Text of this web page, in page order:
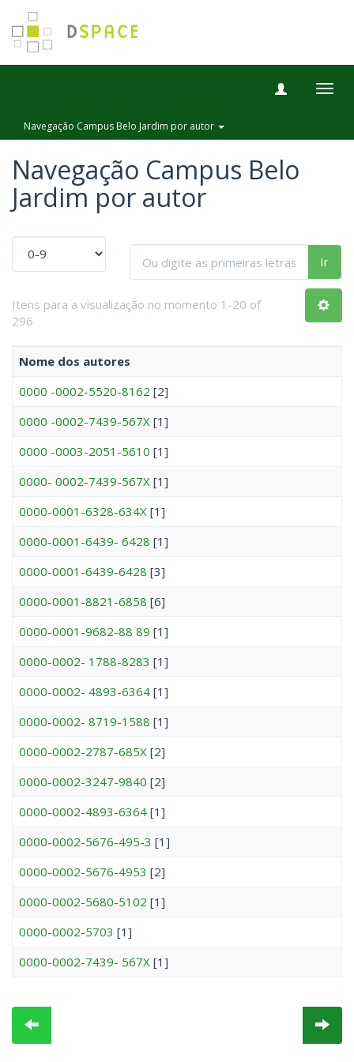
Navegação Campus Belo Jardim por autor
Navegação Campus Belo
Jardim por autor
Ir
Itens para a visualização no momento 1-20 of
296
Nome dos autores
0000 -0002-5520-8162 [2]
0000 -0002-7439-567X [1]
0000 -0003-2051-5610 [1]
0000- 0002-7439-567X [1]
0000-0001-6328-634X [1]
0000-0001-6439- 6428 [1]
0000-0001-6439-6428 [3]
0000-0001-8821-6858 [6]
0000-0001-9682-88 89 [1]
0000-0002- 1788-8283 [1]
0000-0002- 4893-6364 [1]
0000-0002- 8719-1588 [1]
0000-0002-2787-685X [2]
0000-0002-3247-9840 [2]
0000-0002-4893-6364 [1]
0000-0002-5676-495-3 [1]
0000-0002-5676-4953 [2]
0000-0002-5680-5102 [1]
0000-0002-5703 [1]
0000-0002-7439- 567X [1]